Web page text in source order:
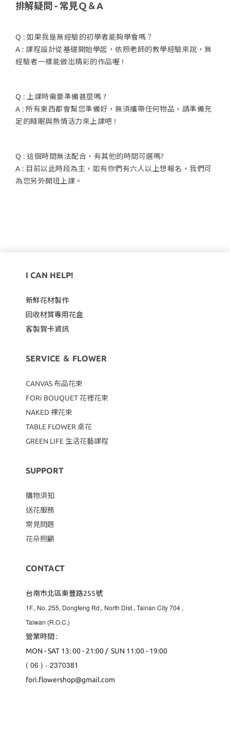
排解疑問 - 常見Ｑ＆A
Q : 如果我是無經驗的初學者能夠學會嗎？
A : 課程設計從基礎開始學起，依照老師的教學經驗來說，無
經驗者一樣能做出精彩的作品喔 !
Q : 上課時需要準備甚麼嗎 ?
A : 所有東西都會幫您準備好，無須攜帶任何物品，請準備充
足的睡眠與熱情活力來上課吧 !
Q : 這個時間無法配合，有其他的時間可選嗎?
A : 目前以此時段為主，如有你們有六人以上想報名，我們可
為您另外開班上課。
I CAN HELP!
新鮮花材製作
回收材質專用花盒
客製賀卡資訊
SERVICE ＆ FLOWER
CANVAS布品花束
FORi BOUQUET 花裡花束
NAKED 裸花束
TABLE FLOWER 桌花
GREEN LIFE 生活花藝課程
SUPPORT
購物須知
送花服務
常見問題
花朵照顧
CONTACT
台南市北區東豐路255號
1F., No. 255, Dongfeng Rd., North Dist., Tainan City 704 ,
Taiwan (R.O.C.)
營業時間 :
MON - SAT 13: 00 - 21:00 / SUN 11:00 - 19:00
( 06 ) - 2370381
fori.flowershop@gmail.com